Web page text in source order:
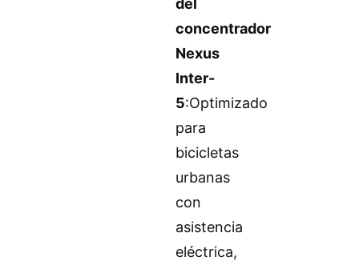
concentrador
Nexus
Inter-
5:Optimizado
para
bicicletas
urbanas
con
asistencia
eléctrica,